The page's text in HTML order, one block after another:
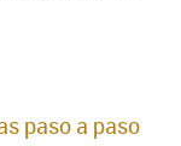
paso a paso